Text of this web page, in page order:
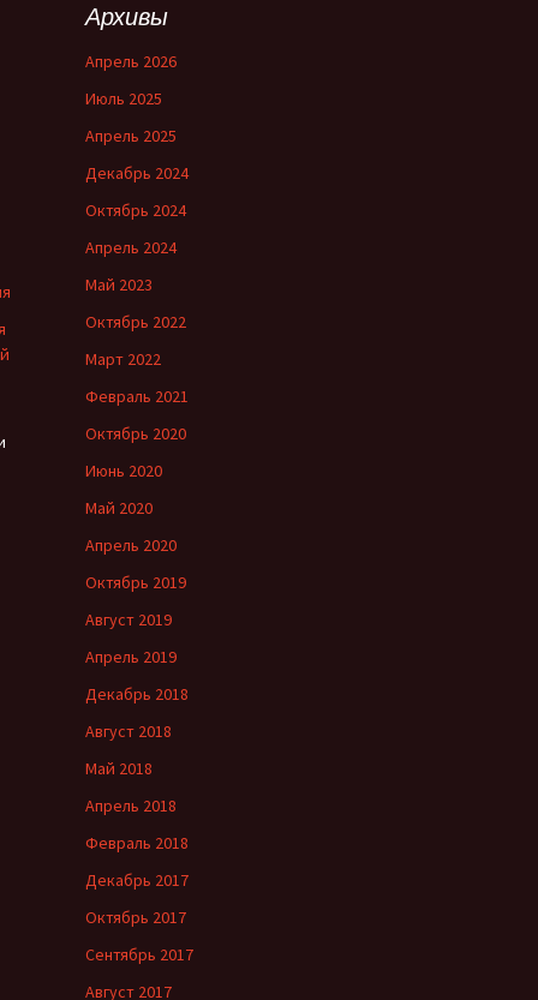
Архивы
Апрель 2026
Июль 2025
Апрель 2025
Декабрь 2024
Октябрь 2024
Апрель 2024
Май 2023
Октябрь 2022
Март 2022
Февраль 2021
Октябрь 2020
Июнь 2020
Май 2020
Апрель 2020
Октябрь 2019
Август 2019
Апрель 2019
Декабрь 2018
Август 2018
Май 2018
Апрель 2018
Февраль 2018
Декабрь 2017
Октябрь 2017
Сентябрь 2017
Август 2017